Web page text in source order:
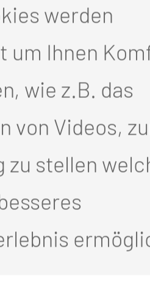
für die
von
von
wichtige
werden
um Ihnen
wie z.B. das
von Videos,
zu stellen